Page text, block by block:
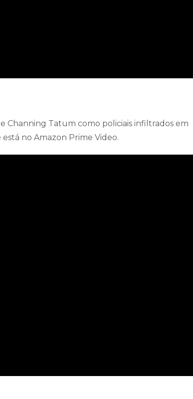
Channing Tatum como policiais infiltrados em
no Amazon Prime Video.